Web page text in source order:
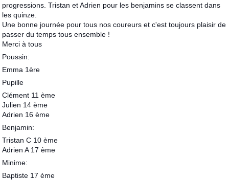
progressions. Tristan et Adrien pour les benjamins se classent dans
les quinze.
Une bonne journée pour tous nos coureurs et c'est toujours plaisir de
passer du temps tous ensemble !
Merci à tous
Poussin:
Emma 1ère
Pupille
Clément 11 ème
Julien 14 ème
Adrien 16 ème
Benjamin:
Tristan C 10 ème
Adrien A 17 ème
Minime:
Baptiste 17 ème